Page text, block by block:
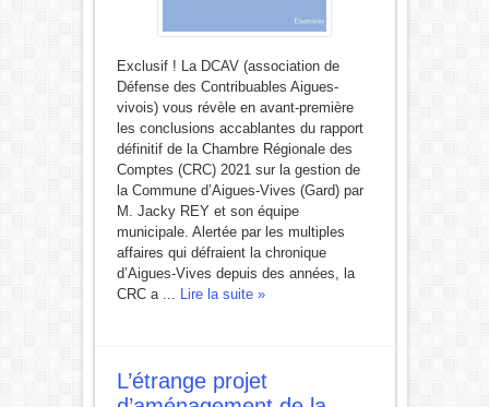
Exclusif ! La DCAV (association de
Défense des Contribuables Aigues-
vivois) vous révèle en avant-première
les conclusions accablantes du rapport
définitif de la Chambre Régionale des
Comptes (CRC) 2021 sur la gestion de
la Commune d’Aigues-Vives (Gard) par
M. Jacky REY et son équipe
municipale. Alertée par les multiples
affaires qui défraient la chronique
d’Aigues-Vives depuis des années, la
CRC a ... Lire la suite »
L’étrange projet